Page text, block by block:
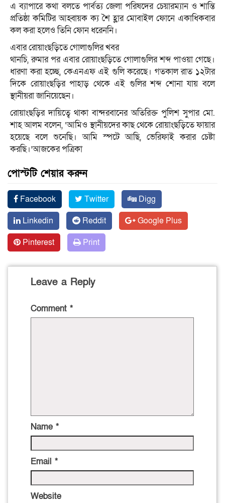
এ ব্যাপারে কথা বলতে পার্বত্য জেলা পরিষদের চেয়ারম্যান ও শান্তি
প্রতিষ্ঠা কমিটির আহ্বায়ক ক্য শৈ হ্লার মোবাইল ফোনে একাধিকবার
কল করা হলেও তিনি ফোন ধরেননি।
এবার রোয়াংছড়িতে গোলাগুলির খবর
থানচি, রুমার পর এবার রোয়াংছড়িতে গোলাগুলির শব্দ পাওয়া গেছে।
ধারণা করা হচ্ছে, কেএনএফ এই গুলি করেছে। গতকাল রাত ১২টার
দিকে রোয়াংছড়ির পাহাড় থেকে এই গুলির শব্দ শোনা যায় বলে
স্থানীয়রা জানিয়েছেন।
রোয়াংছড়ির দায়িত্বে থাকা বান্দরবানের অতিরিক্ত পুলিশ সুপার মো.
শাহ আলম বলেন, ‘আমিও স্থানীয়দের কাছ থেকে রোয়াংছড়িতে ফায়ার
হয়েছে বলে শুনেছি। আমি স্পটে আছি, ভেরিফাই করার চেষ্টা
করছি।’আজকের পত্রিকা
পোস্টটি শেয়ার করুন
Facebook Twitter
Digg
Linkedin
Reddit
Google Plus
Pinterest
Print
Leave a Reply
Comment *
Name *
Email *
Website